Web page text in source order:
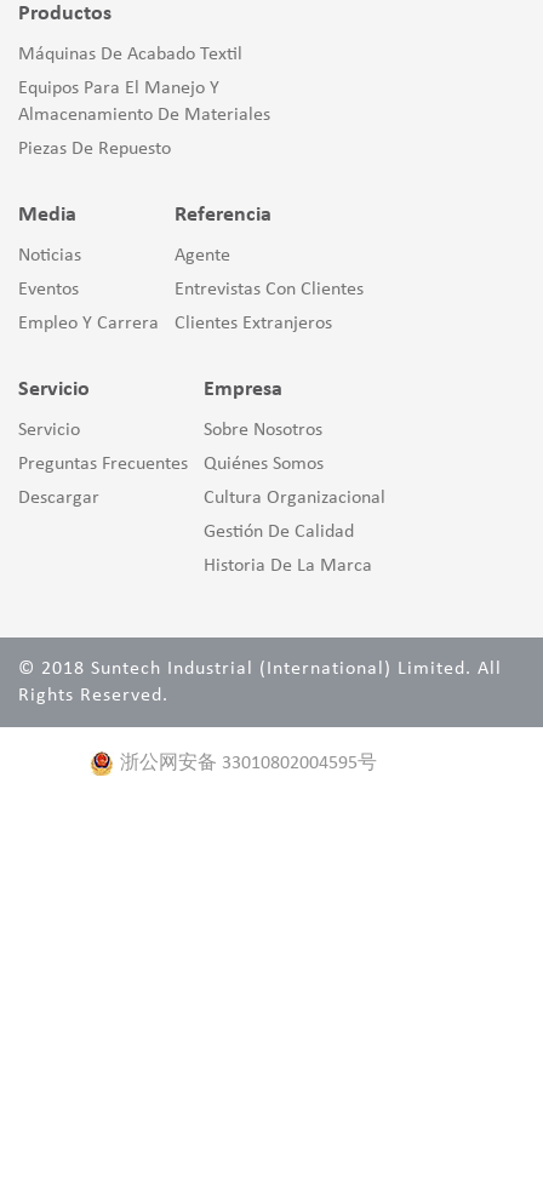
Productos
Máquinas De Acabado Textil
Equipos Para El Manejo Y
Almacenamiento De Materiales
Piezas De Repuesto
Media
Noticias
Eventos
Empleo Y Carrera
Referencia
Agente
Entrevistas Con Clientes
Clientes Extranjeros
Servicio
Servicio
Preguntas Frecuentes
Descargar
Empresa
Sobre Nosotros
Quiénes Somos
Cultura Organizacional
Gestión De Calidad
Historia De La Marca
© 2018 Suntech Industrial (International) Limited. All
Rights Reserved.
浙公网安备 33010802004595号